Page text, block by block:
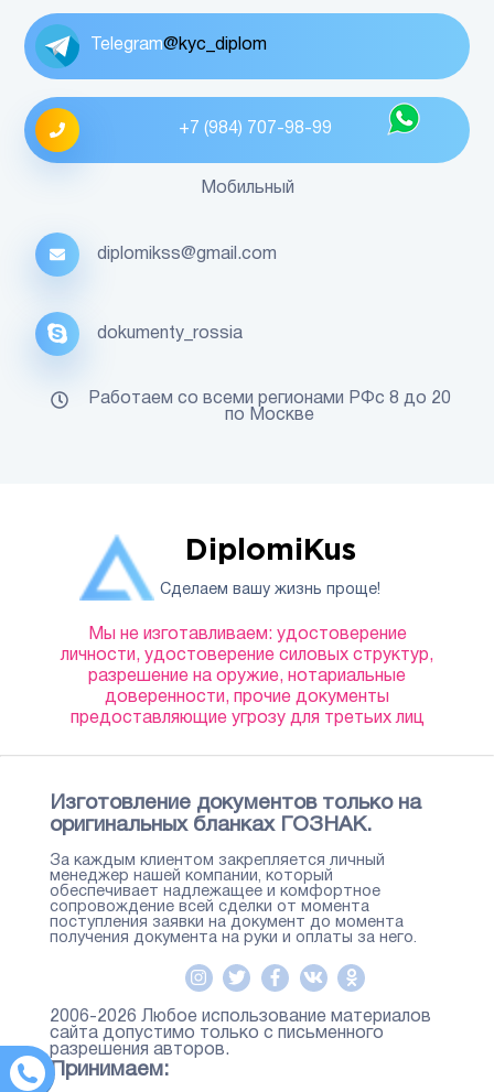
DiplomiKus
Сделаем вашу жизнь проще!
Мы не изготавливаем: удостоверение
личности, удостоверение силовых структур,
разрешение на оружие, нотариальные
доверенности, прочие документы
предоставляющие угрозу для третьих лиц
Изготовление документов только на
оригинальных бланках ГОЗНАК.
За каждым клиентом закрепляется личный
менеджер нашей компании, который
обеспечивает надлежащее и комфортное
сопровождение всей сделки от момента
поступления заявки на документ до момента
получения документа на руки и оплаты за него.
2006-2026 Любое использование материалов
сайта допустимо только с письменного
разрешения авторов.
Принимаем:
Telegram@kyc_diplom
+7 (984) 707-98-99
Мобильный
diplomikss@gmail.com
dokumenty_rossia
Работаем со всеми регионами РФс 8 до 20
по Москве